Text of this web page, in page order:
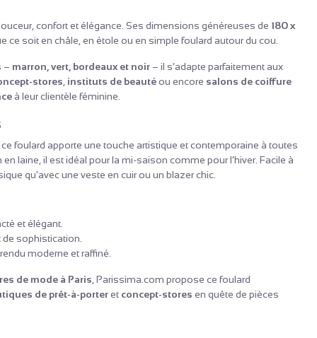
confort et élégance. Ses dimensions généreuses de 180 x
soit en châle, en étole ou en simple foulard autour du cou.
– marron, vert, bordeaux et noir– il s’adapte parfaitement aux
stores instituts de beautéou encore salons de coiffure
à leur clientèle féminine.
foulard apporte une touche artistique et contemporaine à toutes
laine, il est idéal pour la mi-saison comme pour l’hiver. Facile à
qu’avec une veste en cuir ou un blazer chic.
et élégant.
sophistication.
moderne et raffiné.
de mode à Paris , Parissima.com propose ce foulard
de prêt-à-porteret concept-stores en quête de pièces